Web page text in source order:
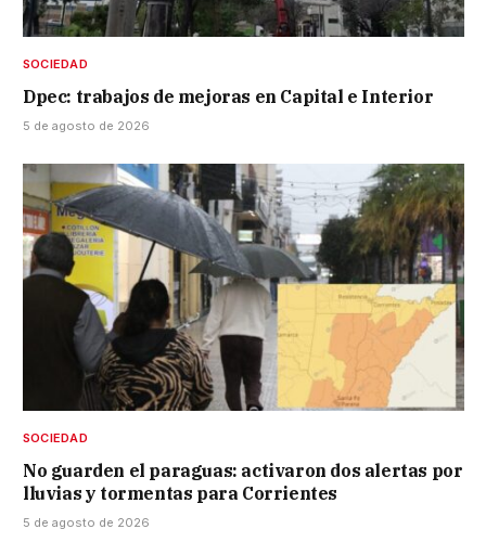
SOCIEDAD
Dpec: trabajos de mejoras en Capital e Interior
5 de agosto de 2026
SOCIEDAD
No guarden el paraguas: activaron dos alertas por
lluvias y tormentas para Corrientes
5 de agosto de 2026